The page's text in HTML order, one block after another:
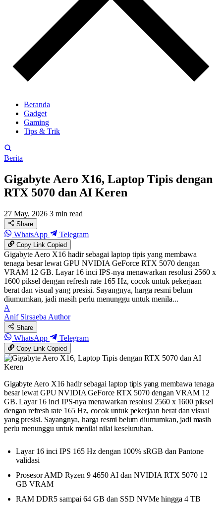
Beranda
Gadget
Gaming
Tips & Trik
Berita
Gigabyte Aero X16, Laptop Tipis dengan
RTX 5070 dan AI Keren
27 May, 2026 3 min read
Share
WhatsApp Telegram
Copy LinkCopied
Gigabyte Aero X16 hadir sebagai laptop tipis yang membawa
tenaga besar lewat GPU NVIDIA GeForce RTX 5070 dengan
VRAM 12 GB. Layar 16 inci IPS-nya menawarkan resolusi 2560 x
1600 piksel dengan refresh rate 165 Hz, cocok untuk pekerjaan
berat dan visual yang presisi. Sayangnya, harga resmi belum
diumumkan, jadi masih perlu menunggu untuk menila...
A
Anif SirsaebaAuthor
Share
WhatsApp Telegram
Copy LinkCopied
Gigabyte Aero X16 hadir sebagai laptop tipis yang membawa tenaga
besar lewat GPU NVIDIA GeForce RTX 5070 dengan VRAM 12
GB. Layar 16 inci IPS-nya menawarkan resolusi 2560 x 1600 piksel
dengan refresh rate 165 Hz, cocok untuk pekerjaan berat dan visual
yang presisi. Sayangnya, harga resmi belum diumumkan, jadi masih
perlu menunggu untuk menilai nilai keseluruhan.
Layar 16 inci IPS 165 Hz dengan 100% sRGB dan Pantone
validasi
Prosesor AMD Ryzen 9 4650 AI dan NVIDIA RTX 5070 12
GB VRAM
RAM DDR5 sampai 64 GB dan SSD NVMe hingga 4 TB